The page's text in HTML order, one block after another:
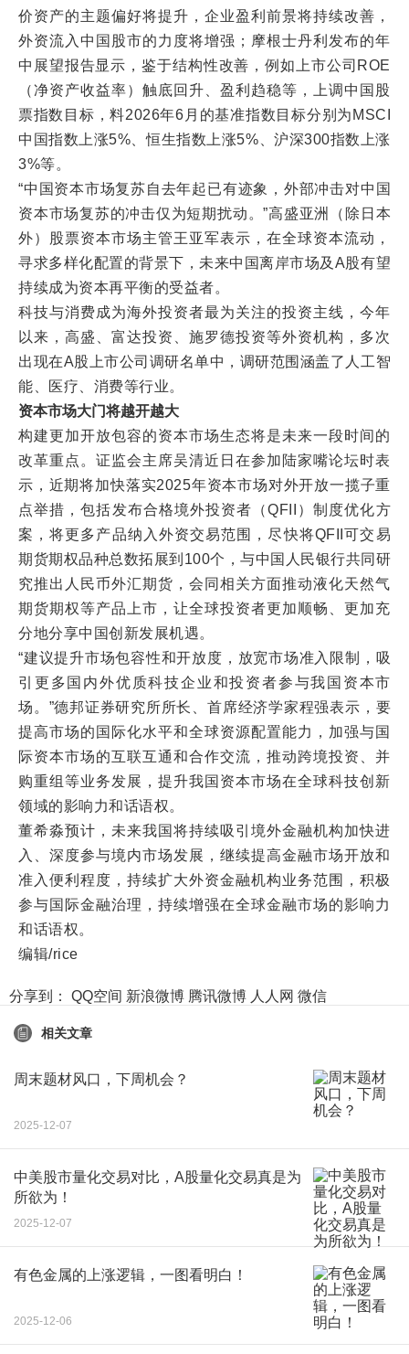
价资产的主题偏好将提升，企业盈利前景将持续改善，
外资流入中国股市的力度将增强；摩根士丹利发布的年
中展望报告显示，鉴于结构性改善，例如上市公司ROE
（净资产收益率）触底回升、盈利趋稳等，上调中国股
票指数目标，料2026年6月的基准指数目标分别为MSCI
中国指数上涨5%、恒生指数上涨5%、沪深300指数上涨
3%等。
“中国资本市场复苏自去年起已有迹象，外部冲击对中国
资本市场复苏的冲击仅为短期扰动。”高盛亚洲（除日本
外）股票资本市场主管王亚军表示，在全球资本流动，
寻求多样化配置的背景下，未来中国离岸市场及A股有望
持续成为资本再平衡的受益者。
科技与消费成为海外投资者最为关注的投资主线，今年
以来，高盛、富达投资、施罗德投资等外资机构，多次
出现在A股上市公司调研名单中，调研范围涵盖了人工智
能、医疗、消费等行业。
资本市场大门将越开越大
构建更加开放包容的资本市场生态将是未来一段时间的
改革重点。证监会主席吴清近日在参加陆家嘴论坛时表
示，近期将加快落实2025年资本市场对外开放一揽子重
点举措，包括发布合格境外投资者（QFII）制度优化方
案，将更多产品纳入外资交易范围，尽快将QFII可交易
期货期权品种总数拓展到100个，与中国人民银行共同研
究推出人民币外汇期货，会同相关方面推动液化天然气
期货期权等产品上市，让全球投资者更加顺畅、更加充
分地分享中国创新发展机遇。
“建议提升市场包容性和开放度，放宽市场准入限制，吸
引更多国内外优质科技企业和投资者参与我国资本市
场。”德邦证券研究所所长、首席经济学家程强表示，要
提高市场的国际化水平和全球资源配置能力，加强与国
际资本市场的互联互通和合作交流，推动跨境投资、并
购重组等业务发展，提升我国资本市场在全球科技创新
领域的影响力和话语权。
董希淼预计，未来我国将持续吸引境外金融机构加快进
入、深度参与境内市场发展，继续提高金融市场开放和
准入便利程度，持续扩大外资金融机构业务范围，积极
参与国际金融治理，持续增强在全球金融市场的影响力
和话语权。
编辑/rice
分享到： QQ空间 新浪微博 腾讯微博 人人网 微信
相关文章
周末题材风口，下周机会？
2025-12-07
中美股市量化交易对比，A股量化交易真是为
所欲为！
2025-12-07
有色金属的上涨逻辑，一图看明白！
2025-12-06